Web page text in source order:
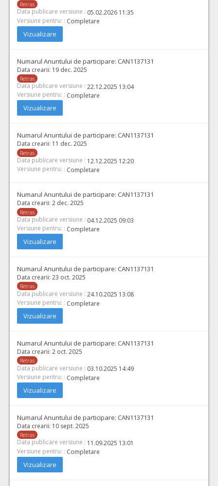
Retras
Data publicare versiune : 05.02.2026 11:35
Versiune pentru: : Completare
Vizualizare
Numarul Anuntului de participare: CAN1137131
Data crearii: 19 dec. 2025
Retras
Data publicare versiune : 22.12.2025 13:04
Versiune pentru: : Completare
Vizualizare
Numarul Anuntului de participare: CAN1137131
Data crearii: 11 dec. 2025
Retras
Data publicare versiune : 12.12.2025 12:20
Versiune pentru: : Completare
Numarul Anuntului de participare: CAN1137131
Data crearii: 2 dec. 2025
Retras
Data publicare versiune : 04.12.2025 09:03
Versiune pentru: : Completare
Vizualizare
Numarul Anuntului de participare: CAN1137131
Data crearii: 23 oct. 2025
Retras
Data publicare versiune : 24.10.2025 13:08
Versiune pentru: : Completare
Vizualizare
Numarul Anuntului de participare: CAN1137131
Data crearii: 2 oct. 2025
Retras
Data publicare versiune : 03.10.2025 14:49
Versiune pentru: : Completare
Vizualizare
Numarul Anuntului de participare: CAN1137131
Data crearii: 10 sept. 2025
Retras
Data publicare versiune : 11.09.2025 13:01
Versiune pentru: : Completare
Vizualizare